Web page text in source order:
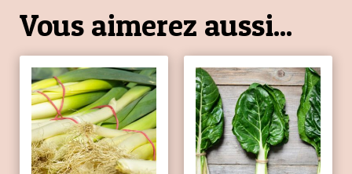
Vous aimerez aussi...